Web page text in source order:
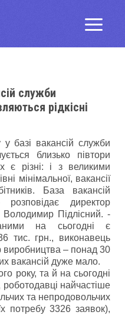
служби
рідкісні
базі вакансій служби
близько півтори
є різні: і з великими
мінімальної, вакансії
База вакансій
директор
Володимир Підлісний. -
на сьогодні є
тис. грн., виконавець
виробництва – понад 30
вакансій дуже мало.
року, та й на сьогодні
роботодавці найчастіше
та непродовольчих
потребу 3326 заявок),